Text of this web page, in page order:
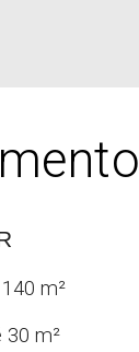
40 m²
30 m²